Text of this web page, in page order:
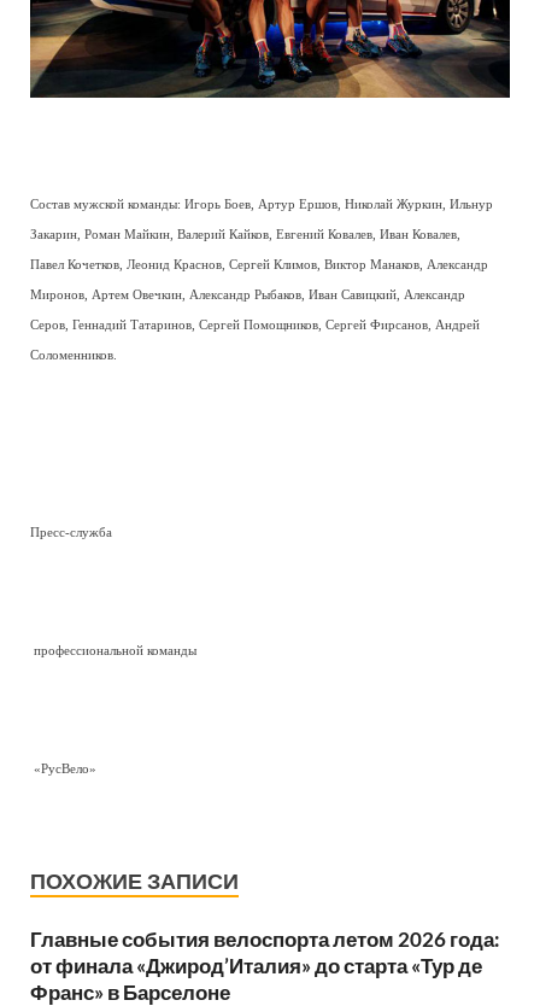
Состав мужской команды: Игорь Боев, Артур Ершов, Николай Журкин, Ильнур
Закарин, Роман Майкин, Валерий Кайков, Евгений Ковалев, Иван Ковалев,
Павел Кочетков, Леонид Краснов, Сергей Климов, Виктор Манаков, Александр
Миронов, Артем Овечкин, Александр Рыбаков, Иван Савицкий, Александр
Серов, Геннадий Татаринов, Сергей Помощников, Сергей Фирсанов, Андрей
Соломенников.
Пресс-служба
профессиональной команды
«РусВело»
ПОХОЖИЕ ЗАПИСИ
Главные события велоспорта летом 2026 года:
от финала «Джирод’Италия» до старта «Тур де
Франс» в Барселоне